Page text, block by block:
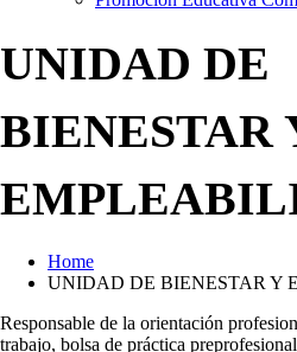
UNIDAD DE
BIENESTAR
Home
UNIDAD DE BIENESTAR Y
Responsable de la orientación
trabajo, bolsa de práctica